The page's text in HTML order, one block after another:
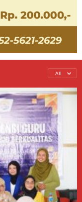
All